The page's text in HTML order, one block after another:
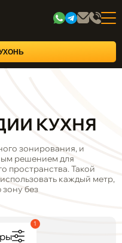
КУХНЯ
зонирования, и
решением для
пространства. Такой
каждый метр,
без
1